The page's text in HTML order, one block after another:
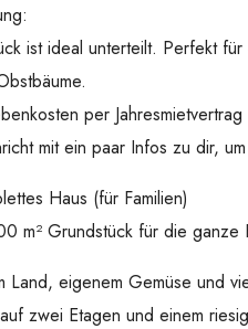
ist ideal unterteilt. Perfekt
per
mit ein paar Infos zu dir,
Haus (für Familien)
m² Grundstück für die
Land, eigenem Gemüse und
zwei Etagen und einem